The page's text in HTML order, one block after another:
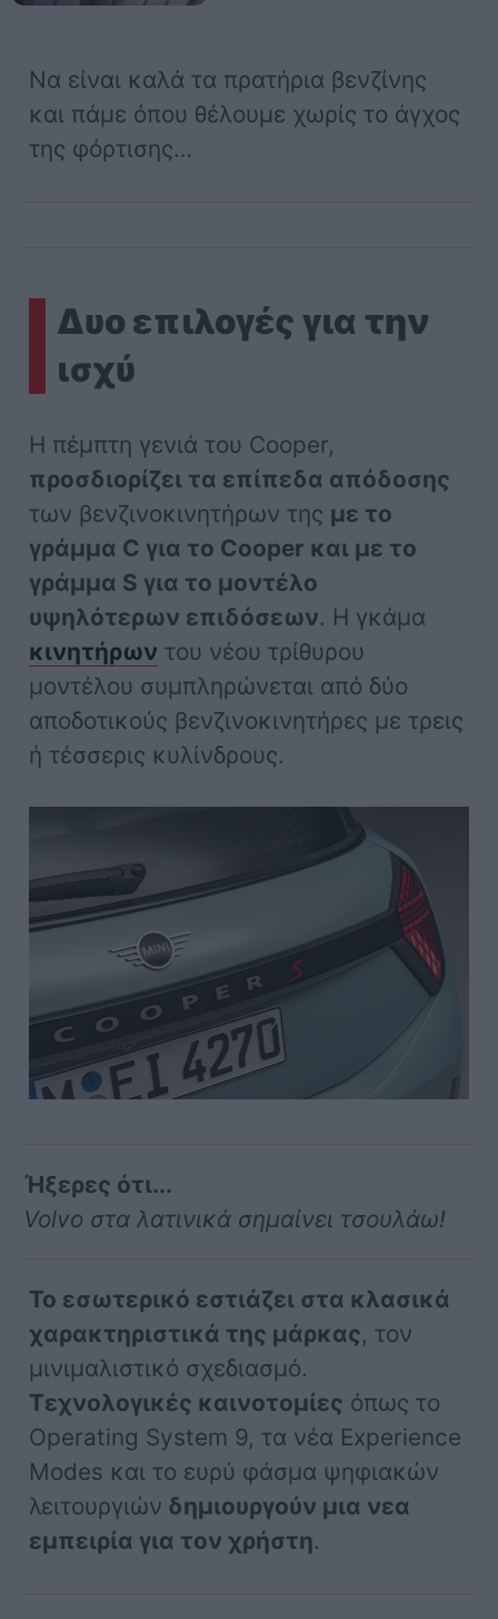
Να είναι καλά τα πρατήρια βενζίνης
και πάμε όπου θέλουμε χωρίς το άγχος
της φόρτισης…
Δυο επιλογές για την
ισχύ
Η πέμπτη γενιά του Cooper,
προσδιορίζει τα επίπεδα απόδοσης
των βενζινοκινητήρων της με το
γράμμα C για το Cooper και με το
γράμμα S για το μοντέλο
υψηλότερων επιδόσεων. Η γκάμα
κινητήρων του νέου τρίθυρου
μοντέλου συμπληρώνεται από δύο
αποδοτικούς βενζινοκινητήρες με τρεις
ή τέσσερις κυλίνδρους.
Ήξερες ότι...
Volvo στα λατινικά σημαίνει τσουλάω!
Το εσωτερικό εστιάζει στα κλασικά
χαρακτηριστικά της μάρκας, τον
μινιμαλιστικό σχεδιασμό.
Τεχνολογικές καινοτομίες όπως το
Operating System 9, τα νέα Experience
Modes και το ευρύ φάσμα ψηφιακών
λειτουργιών δημιουργούν μια νεα
εμπειρία για τον χρήστη.